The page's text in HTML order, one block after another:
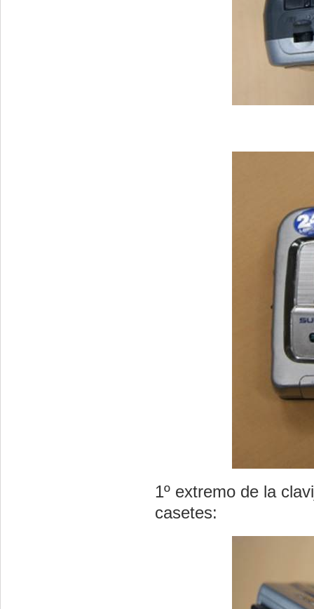
1º extremo de la
casetes: